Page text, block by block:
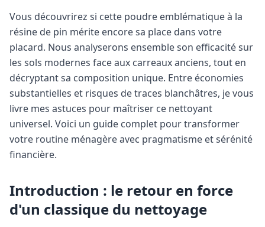
Vous découvrirez si cette poudre emblématique à la
résine de pin mérite encore sa place dans votre
placard. Nous analyserons ensemble son efficacité sur
les sols modernes face aux carreaux anciens, tout en
décryptant sa composition unique. Entre économies
substantielles et risques de traces blanchâtres, je vous
livre mes astuces pour maîtriser ce nettoyant
universel. Voici un guide complet pour transformer
votre routine ménagère avec pragmatisme et sérénité
financière.
Introduction : le retour en force
d'un classique du nettoyage